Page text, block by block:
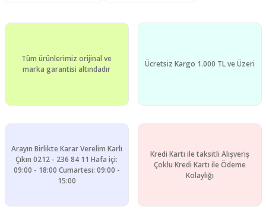
Ürün fiyatı diğer sitelerden daha pahalı.
Tüm ürünlerimiz orijinal ve
marka garantisi altındadır
Ücretsiz Kargo 1.000 TL ve Üzeri
Arayın Birlikte Karar Verelim Karlı
Çıkın 0212 - 236 84 11 Hafa içi:
09:00 - 18:00 Cumartesi: 09:00 -
15:00
Kredi Kartı ile taksitli Alışveriş
Çoklu Kredi Kartı ile Ödeme
Kolaylığı